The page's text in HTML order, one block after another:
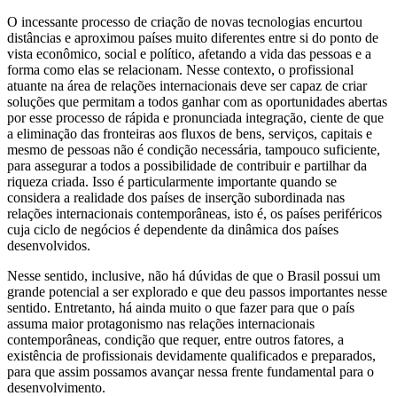
O incessante processo de criação de novas tecnologias encurtou
distâncias e aproximou países muito diferentes entre si do ponto de
vista econômico, social e político, afetando a vida das pessoas e a
forma como elas se relacionam. Nesse contexto, o profissional
atuante na área de relações internacionais deve ser capaz de criar
soluções que permitam a todos ganhar com as oportunidades abertas
por esse processo de rápida e pronunciada integração, ciente de que
a eliminação das fronteiras aos fluxos de bens, serviços, capitais e
mesmo de pessoas não é condição necessária, tampouco suficiente,
para assegurar a todos a possibilidade de contribuir e partilhar da
riqueza criada. Isso é particularmente importante quando se
considera a realidade dos países de inserção subordinada nas
relações internacionais contemporâneas, isto é, os países periféricos
cuja ciclo de negócios é dependente da dinâmica dos países
desenvolvidos.
Nesse sentido, inclusive, não há dúvidas de que o Brasil possui um
grande potencial a ser explorado e que deu passos importantes nesse
sentido. Entretanto, há ainda muito o que fazer para que o país
assuma maior protagonismo nas relações internacionais
contemporâneas, condição que requer, entre outros fatores, a
existência de profissionais devidamente qualificados e preparados,
para que assim possamos avançar nessa frente fundamental para o
desenvolvimento.